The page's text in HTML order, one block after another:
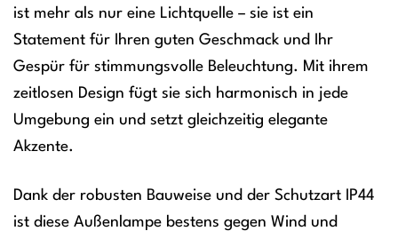
ist mehr als nur eine Lichtquelle – sie ist ein
Statement für Ihren guten Geschmack und Ihr
Gespür für stimmungsvolle Beleuchtung. Mit ihrem
zeitlosen Design fügt sie sich harmonisch in jede
Umgebung ein und setzt gleichzeitig elegante
Akzente.
Dank der robusten Bauweise und der Schutzart IP44
ist diese Außenlampe bestens gegen Wind und